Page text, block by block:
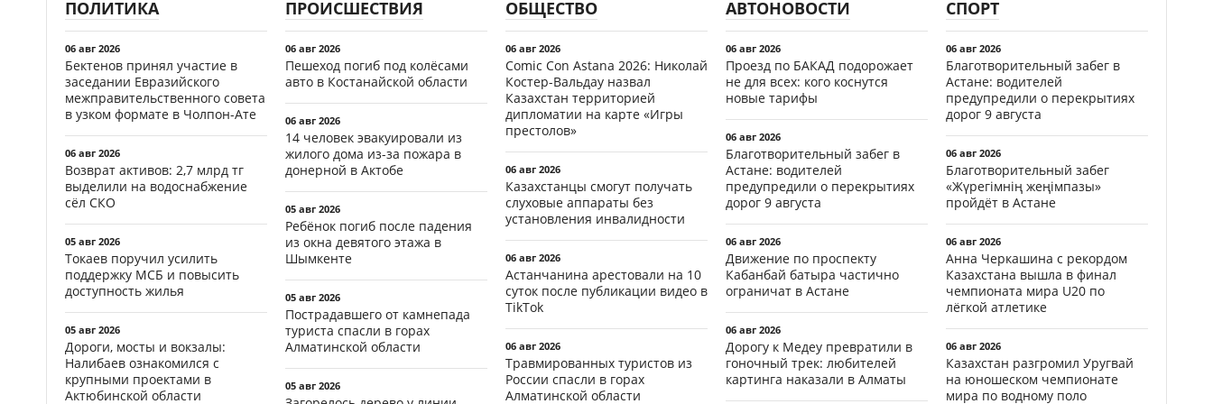
ПОЛИТИКА
06 авг 2026
Бектенов принял участие в
заседании Евразийского
межправительственного совета
в узком формате в Чолпон-Ате
06 авг 2026
Возврат активов: 2,7 млрд тг
выделили на водоснабжение
сёл СКО
05 авг 2026
Токаев поручил усилить
поддержку МСБ и повысить
доступность жилья
05 авг 2026
Дороги, мосты и вокзалы:
Налибаев ознакомился с
крупными проектами в
Актюбинской области
ПРОИСШЕСТВИЯ
06 авг 2026
Пешеход погиб под колёсами
авто в Костанайской области
06 авг 2026
14 человек эвакуировали из
жилого дома из-за пожара в
донерной в Актобе
05 авг 2026
Ребёнок погиб после падения
из окна девятого этажа в
Шымкенте
05 авг 2026
Пострадавшего от камнепада
туриста спасли в горах
Алматинской области
05 авг 2026
ОБЩЕСТВО
06 авг 2026
Comic Con Astana 2026: Николай
Костер-Вальдау назвал
Казахстан территорией
дипломатии на карте «Игры
престолов»
06 авг 2026
Казахстанцы смогут получать
слуховые аппараты без
установления инвалидности
06 авг 2026
Астанчанина арестовали на 10
суток после публикации видео в
TikTok
06 авг 2026
Травмированных туристов из
России спасли в горах
Алматинской области
АВТОНОВОСТИ
06 авг 2026
Проезд по БАКАД подорожает
не для всех: кого коснутся
новые тарифы
06 авг 2026
Благотворительный забег в
Астане: водителей
предупредили о перекрытиях
дорог 9 августа
06 авг 2026
Движение по проспекту
Кабанбай батыра частично
ограничат в Астане
06 авг 2026
Дорогу к Медеу превратили в
гоночный трек: любителей
картинга наказали в Алматы
СПОРТ
06 авг 2026
Благотворительный забег в
Астане: водителей
предупредили о перекрытиях
дорог 9 августа
06 авг 2026
Благотворительный забег
«Жүрегімнің жеңімпазы»
пройдёт в Астане
06 авг 2026
Анна Черкашина с рекордом
Казахстана вышла в финал
чемпионата мира U20 по
лёгкой атлетике
06 авг 2026
Казахстан разгромил Уругвай
на юношеском чемпионате
мира по водному поло